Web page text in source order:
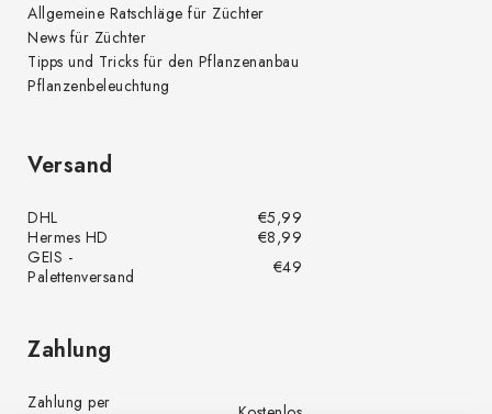
Allgemeine Ratschläge für Züchter
News für Züchter
Tipps und Tricks für den Pflanzenanbau
Pflanzenbeleuchtung
Versand
DHL
€5,99
Hermes HD
€8,99
GEIS -
Palettenversand
€49
Zahlung
Zahlung per